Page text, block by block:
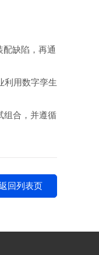
配缺陷，再通
利用数字孪生
组合，并遵循
回列表页